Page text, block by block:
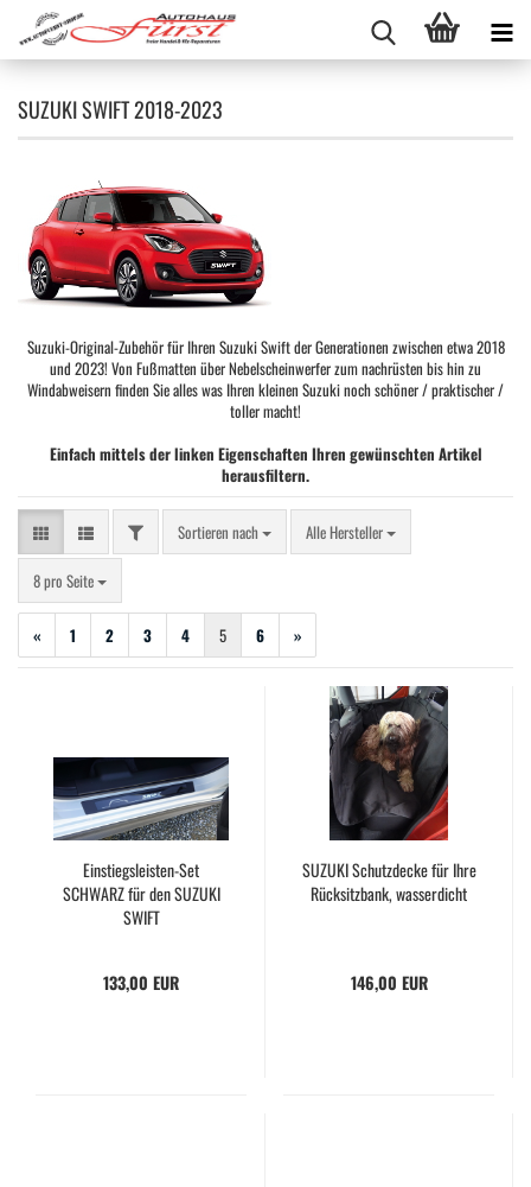
SUZUKI SWIFT 2018-2023
Suzuki-Original-Zubehör für Ihren Suzuki Swift der Generationen zwischen etwa 2018
und 2023! Von Fußmatten über Nebelscheinwerfer zum nachrüsten bis hin zu
Windabweisern finden Sie alles was Ihren kleinen Suzuki noch schöner / praktischer /
toller macht!
Einfach mittels der linken Eigenschaften Ihren gewünschten Artikel
herausfiltern.
FILTERSortieren nach
Sortieren nach Alle Hersteller
8 pro Seite
pro Seite
« 1 2 3 4 5 6 »
Einstiegsleisten-Set
SCHWARZ für den SUZUKI
SWIFT
133,00 EUR
SUZUKI Schutzdecke für Ihre
Rücksitzbank, wasserdicht
146,00 EUR